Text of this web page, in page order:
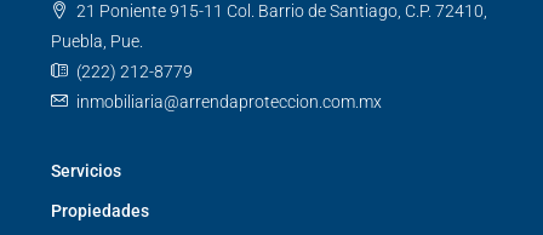
21 Poniente 915-11 Col. Barrio de Santiago, C.P. 72410,
Puebla, Pue.
(222) 212-8779
inmobiliaria@arrendaproteccion.com.mx
Servicios
Propiedades